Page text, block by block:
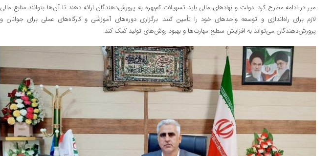
میر در ادامه مطرح کرد: دولت و نهادهای مالی باید تسهیلات کم‌بهره به پرورش‌دهندگان ارائه دهند تا آن‌ها بتوانند منابع مالی
لازم برای راه‌اندازی و توسعه واحدهای خود را تأمین کنند. برگزاری دوره‌های آموزشی و کارگاه‌های عملی برای جوانان و
پرورش‌دهندگان می‌تواند به افزایش سطح مهارت‌ها و بهبود روش‌های تولید کمک کند.